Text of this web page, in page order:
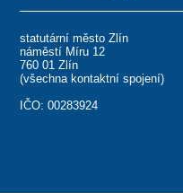
statutární město Zlín
náměstí Míru 12
760 01 Zlín
(všechna kontaktní spojení)
IČO: 00283924